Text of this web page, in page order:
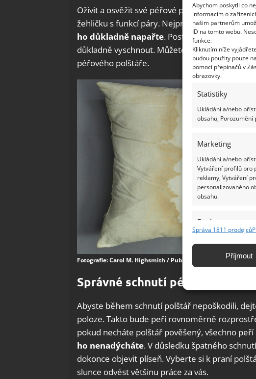
Abychom poskytli co
informacím o
našim partnerům
ID na tomto webu.
funkce.
Kliknutím níže
budou použity pouze
pomocí přepínačů v
obrazovky.
Statistiky
Ukládání a/nebo
obsahu,
Marketing
Ukládání a/nebo
Vytváření profilů pro
reklamy, Vytváření
personalizovaného
obsahu.
Funkce
Identifikace zařízení
základě aktivně
Zajištění
odstraňování
Ukládání a
Správa 1811 prodejců
Příjmout
Oživit a osvěžit své péřové polštáře můžete i
žehličku s funkcí páry. Nejprve polštář zavěste
ho důkladně napařte. Postup opakujte
důkladně vyschnout. Můžete se tak zbavit
péřového polštáře.
Fotografie: Carol M. Highsmith / Public Domain
Správné schnutí péřového
Abyste během schnutí polštář nepoškodili,
poloze. Takto bude peří rovnoměrně
pokud necháte polštář pověšený, všechno peří
ho nenadýcháte. V důsledku špatného
dokonce objevit plíseň. Vyberte si k praní
slunce odvést většinu práce za vás.